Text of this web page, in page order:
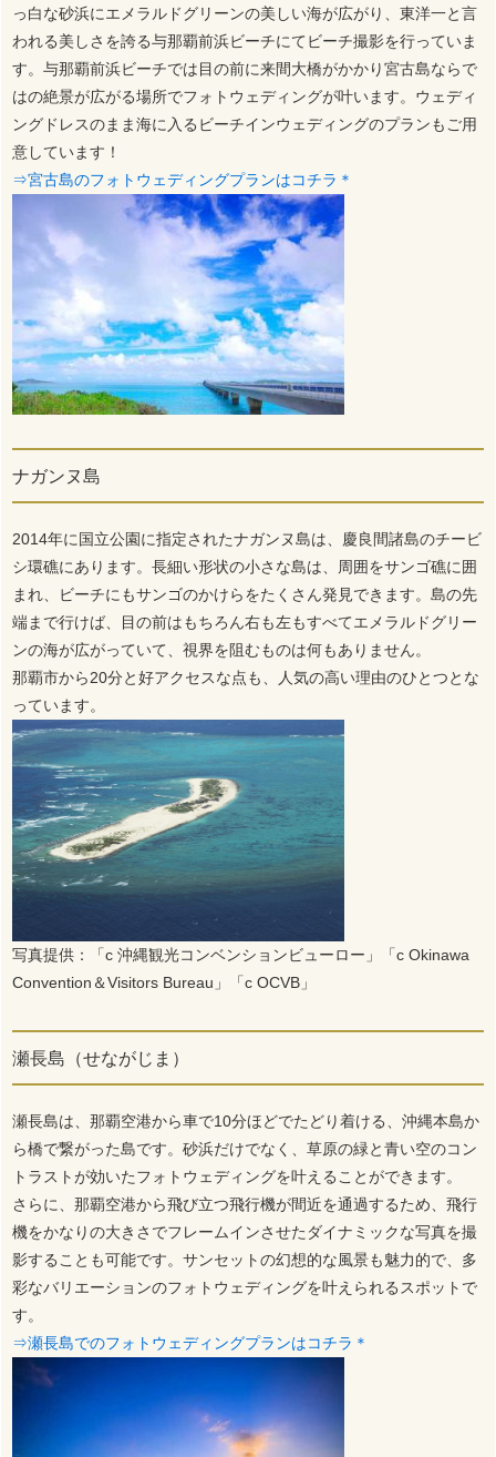
っ白な砂浜にエメラルドグリーンの美しい海が広がり、東洋一と言
われる美しさを誇る与那覇前浜ビーチにてビーチ撮影を行っていま
す。与那覇前浜ビーチでは目の前に来間大橋がかかり宮古島ならで
はの絶景が広がる場所でフォトウェディングが叶います。ウェディ
ングドレスのまま海に入るビーチインウェディングのプランもご用
意しています！
⇒宮古島のフォトウェディングプランはコチラ＊
ナガンヌ島
2014年に国立公園に指定されたナガンヌ島は、慶良間諸島のチービ
シ環礁にあります。長細い形状の小さな島は、周囲をサンゴ礁に囲
まれ、ビーチにもサンゴのかけらをたくさん発見できます。島の先
端まで行けば、目の前はもちろん右も左もすべてエメラルドグリー
ンの海が広がっていて、視界を阻むものは何もありません。
那覇市から20分と好アクセスな点も、人気の高い理由のひとつとな
っています。
写真提供：「c 沖縄観光コンベンションビューロー」「c Okinawa
Convention＆Visitors Bureau」「c OCVB」
瀬長島（せながじま）
瀬長島は、那覇空港から車で10分ほどでたどり着ける、沖縄本島か
ら橋で繋がった島です。砂浜だけでなく、草原の緑と青い空のコン
トラストが効いたフォトウェディングを叶えることができます。
さらに、那覇空港から飛び立つ飛行機が間近を通過するため、飛行
機をかなりの大きさでフレームインさせたダイナミックな写真を撮
影することも可能です。サンセットの幻想的な風景も魅力的で、多
彩なバリエーションのフォトウェディングを叶えられるスポットで
す。
⇒瀬長島でのフォトウェディングプランはコチラ＊